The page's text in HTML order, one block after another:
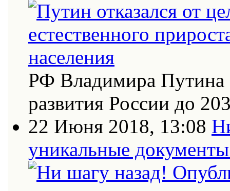
РФ Владимира Путина
развития России до
22 Июня 2018, 13:08
уникальные